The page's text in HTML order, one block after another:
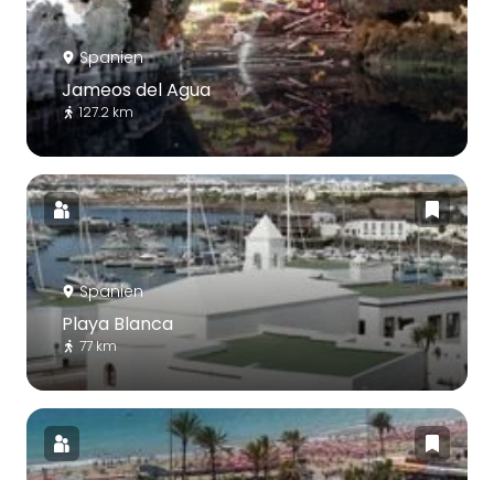
Spanien
Jameos del Agua
127.2 km
Spanien
Playa Blanca
77 km